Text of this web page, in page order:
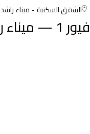
الشقق السكنية ميناء راشد
فيور 1 — ميناء راشد، دبي